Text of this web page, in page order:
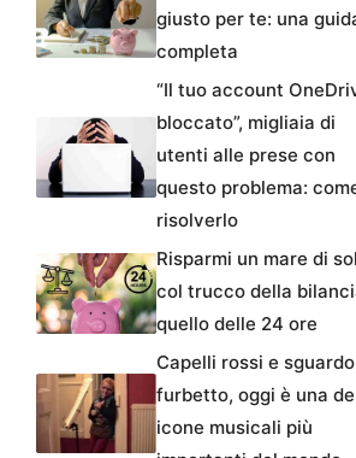
giusto per te: una
completa
“Il tuo account
bloccato”, migliaia di
utenti alle prese con
questo problema:
risolverlo
Risparmi un mare di
col trucco della
quello delle 24 ore
Capelli rossi e
furbetto, oggi è una
icone musicali più